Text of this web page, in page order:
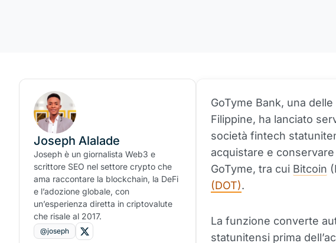
GoTyme Bank, una
Filippine, ha lanciato
società fintech
acquistare e conservare
GoTyme, tra cui Bitcoin
(DOT).
La funzione converte
statunitensi prima
Joseph Alalade
Joseph è un giornalista Web3 e
scrittore SEO nel settore crypto che
ama raccontare la blockchain, la DeFi
e l’adozione globale, con
un’esperienza diretta in criptovalute
che risale al 2017.
@joseph